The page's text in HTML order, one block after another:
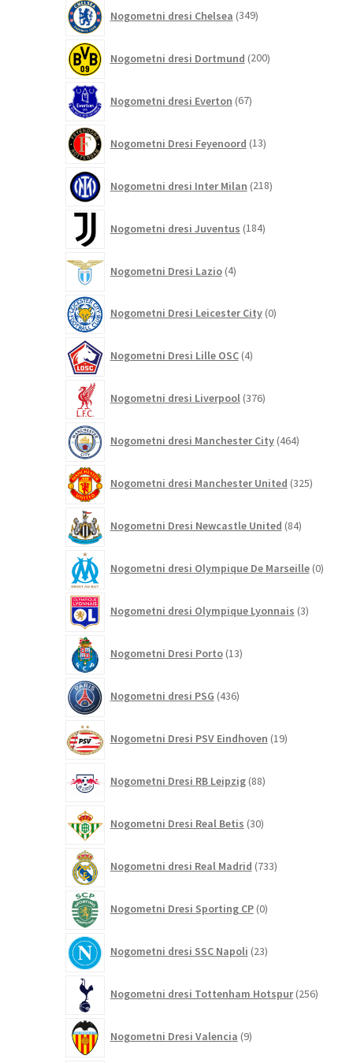
Nogometni dresi Chelsea 349izdelkov
Nogometni dresi Dortmund 200izdelkov
Nogometni dresi Everton 67izdelkov
Nogometni Dresi Feyenoord 13izdelkov
Nogometni dresi Inter Milan 218izdelkov
Nogometni dresi Juventus 184izdelkov
Nogometni Dresi Lazio 4izdelki
Nogometni Dresi Leicester City 0izdelkov
Nogometni Dresi Lille OSC 4izdelki
Nogometni dresi Liverpool 376izdelkov
Nogometni dresi Manchester City 464izdelkov
Nogometni dresi Manchester United 325izdelkov
Nogometni Dresi Newcastle United 84izdelkov
Nogometni dresi Olympique De Marseille 0
Nogometni dresi Olympique Lyonnais 3izdelki
Nogometni Dresi Porto 13izdelkov
Nogometni dresi PSG 436izdelkov
Nogometni Dresi PSV Eindhoven 19izdelkov
Nogometni Dresi RB Leipzig 88izdelkov
Nogometni Dresi Real Betis 30izdelkov
Nogometni dresi Real Madrid 733izdelkov
Nogometni Dresi Sporting CP 0izdelkov
Nogometni dresi SSC Napoli 23izdelkov
Nogometni dresi Tottenham Hotspur 256
Nogometni Dresi Valencia 9izdelkov